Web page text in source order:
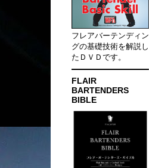
フレアバーテンディン
グの基礎技術を解説し
たＤＶＤです。
FLAIR
BARTENDERS
BIBLE